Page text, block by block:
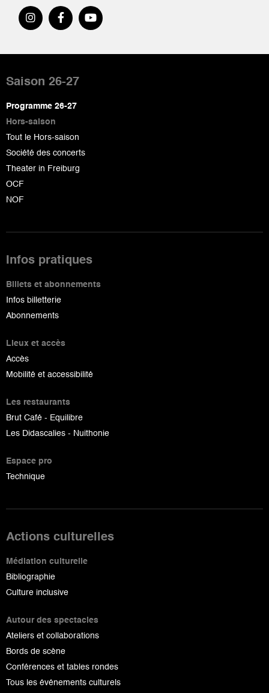
de
page
Saison 26-27
Programme 26-27
Hors-saison
Tout le Hors-saison
Société des concerts
Theater in Freiburg
OCF
NOF
Infos pratiques
Billets et abonnements
Infos billetterie
Abonnements
Lieux et accès
Accès
Mobilité et accessibilité
Les restaurants
Brut Café - Equilibre
Les Didascalies - Nuithonie
Espace pro
Technique
Actions culturelles
Médiation culturelle
Bibliographie
Culture inclusive
Autour des spectacles
Ateliers et collaborations
Bords de scène
Conférences et tables rondes
Tous les événements culturels